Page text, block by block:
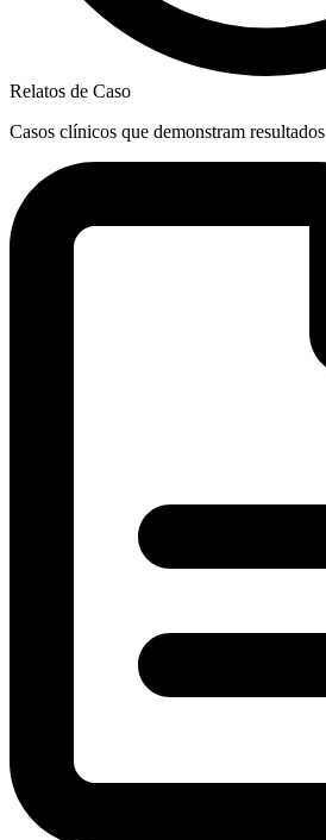
Relatos de Caso
Casos clínicos que demonstram resultados